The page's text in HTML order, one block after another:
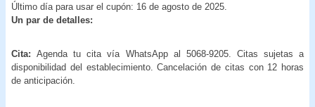
Último día para usar el cupón: 16 de agosto de 2025.
Un par de detalles:
Cita:Agenda tu cita vía WhatsApp al 5068-9205. Citas sujetas a
disponibilidad del establecimiento. Cancelación de citas con 12 horas
de anticipación.